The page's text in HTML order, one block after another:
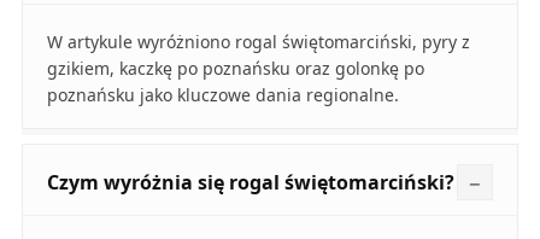
W artykule wyróżniono rogal świętomarciński, pyry z
gzikiem, kaczkę po poznańsku oraz golonkę po
poznańsku jako kluczowe dania regionalne.
Czym wyróżnia się rogal świętomarciński?